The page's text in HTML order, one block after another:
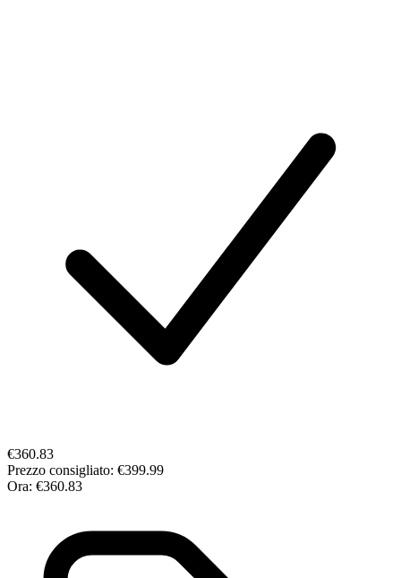
€360.83
Prezzo consigliato: €399.99
Ora: €360.83